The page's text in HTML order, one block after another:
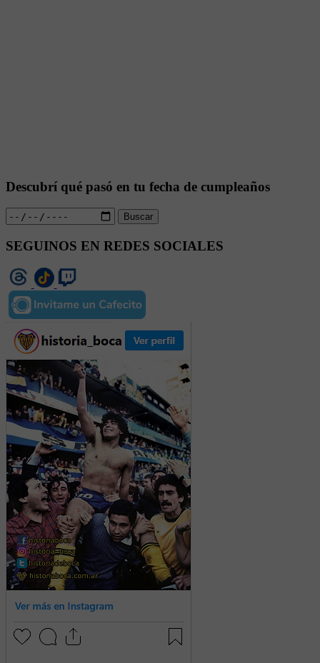
Descubrí qué pasó en tu fecha de cumpleaños
Buscar
SEGUINOS EN REDES SOCIALES